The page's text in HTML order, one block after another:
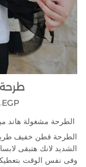
EGP
الطرحة مشغولة هاند ميد
الطرحة قطن خفيف طريه
الشديد لانك هتبقى
وفى نفس الوقت بتعطيكى